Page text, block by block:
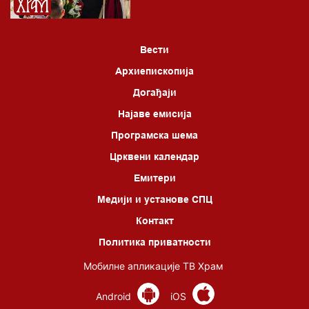
Вести
Архиепископија
Догађаји
Најаве емисија
Програмска шема
Црквени календар
Емитери
Медији и установе СПЦ
Контакт
Политика приватности
Мобилне апликације ТВ Храм
Android iOS